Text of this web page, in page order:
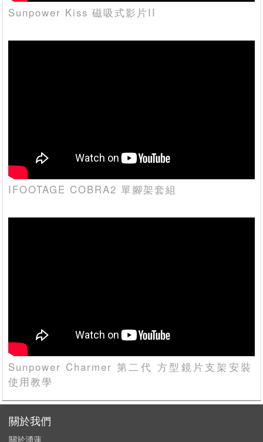
Sunpower Kiss 磁吸式影片II
IFOOTAGE COBRA2 單腳架套組
Sunpower Charmer 第二代 方型鏡片支架安裝
使用教學
關於我們
關於湧蓮